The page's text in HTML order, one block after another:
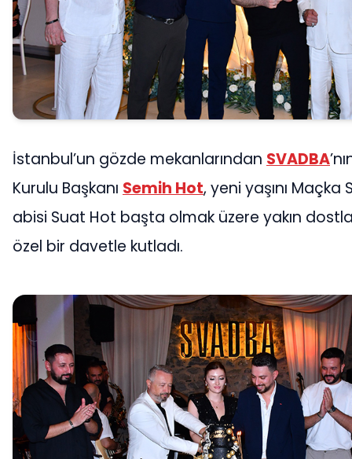
İstanbul’un gözde mekanlarından SVADBA
Kurulu Başkanı Semih Hot, yeni yaşını Maçka
abisi Suat Hot başta olmak üzere yakın
özel bir davetle kutladı.